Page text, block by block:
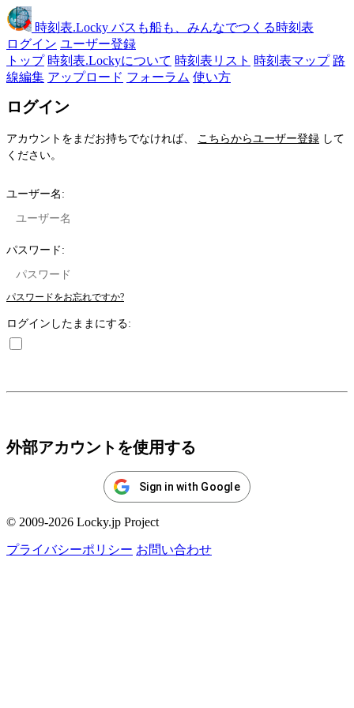
時刻表.Locky バスも船も、みんなでつくる時刻表
ログイン ユーザー登録
トップ 時刻表.Lockyについて 時刻表リスト 時刻表マップ 路
線編集 アップロード フォーラム 使い方
ログイン
アカウントをまだお持ちでなければ、 こちらからユーザー登録 して
ください。
ユーザー名:
パスワード:
パスワードをお忘れですか?
ログインしたままにする:
外部アカウントを使用する
Sign in with Google
© 2009-2026 Locky.jp Project
プライバシーポリシー お問い合わせ